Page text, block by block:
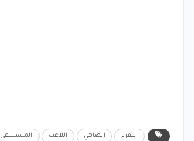
التقرير الصافي اللاعب المستشفى